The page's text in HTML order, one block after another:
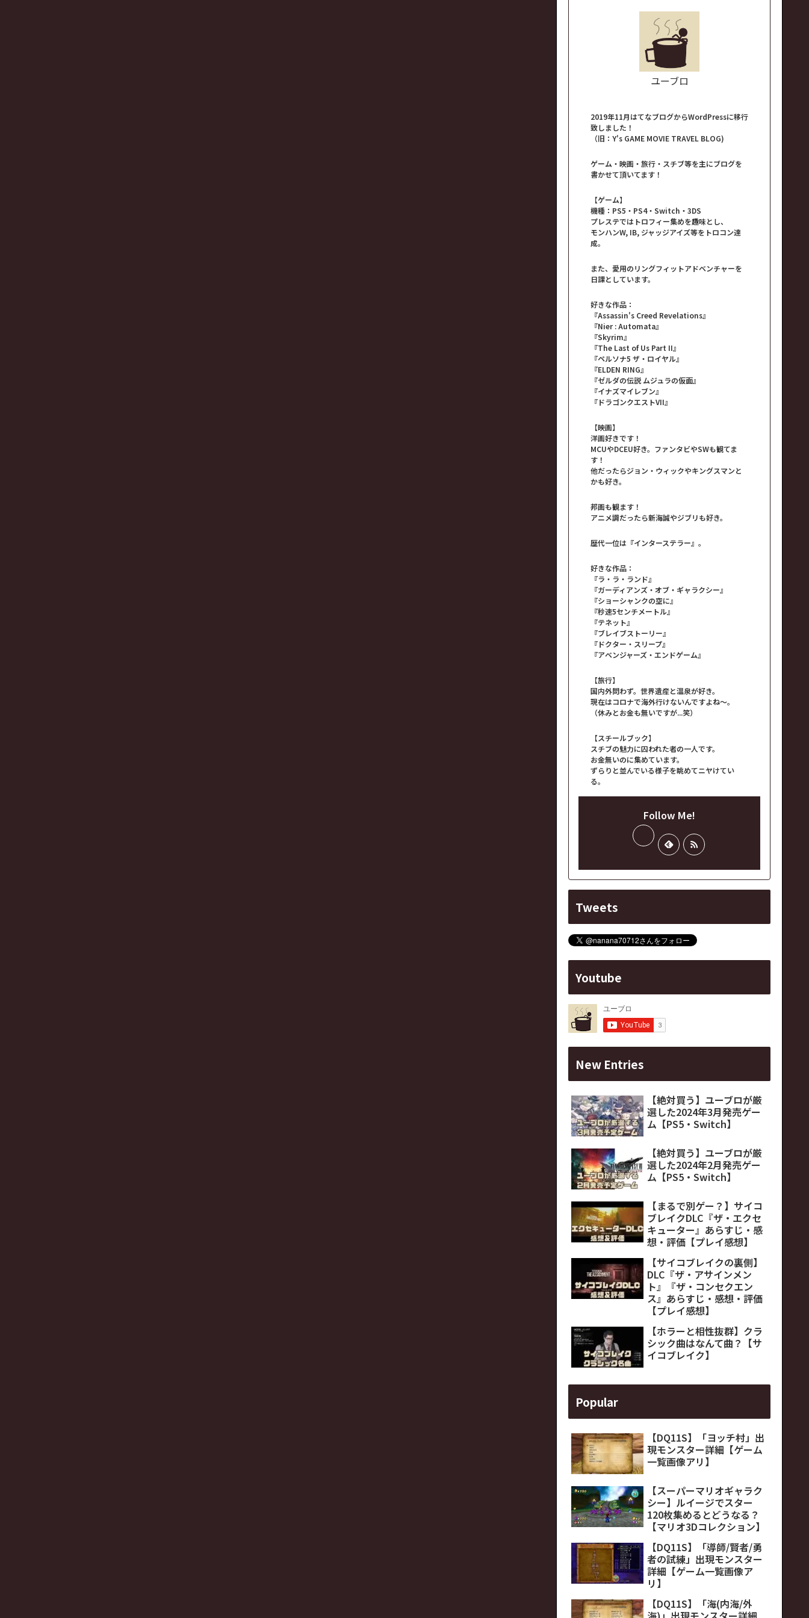
ユーブロ
2019年11月はてなブログからWordPressに移行
致しました！
（旧：Y's GAME MOVIE TRAVEL BLOG)
ゲーム・映画・旅行・スチブ等を主にブログを
書かせて頂いてます！
【ゲーム】
機種：PS5・PS4・Switch・3DS
プレステではトロフィー集めを趣味とし、
モンハンW, IB, ジャッジアイズ等をトロコン達
成。
また、愛用のリングフィットアドベンチャーを
日課としています。
好きな作品：
『Assassin's Creed Revelations』
『Nier : Automata』
『Skyrim』
『The Last of Us Part II』
『ペルソナ5 ザ・ロイヤル』
『ELDEN RING』
『ゼルダの伝説 ムジュラの仮面』
『イナズマイレブン』
『ドラゴンクエストVII』
【映画】
洋画好きです！
MCUやDCEU好き。ファンタビやSWも観てま
す！
他だったらジョン・ウィックやキングスマンと
かも好き。
邦画も観ます！
アニメ調だったら新海誠やジブリも好き。
歴代一位は『インターステラー』。
好きな作品：
『ラ・ラ・ランド』
『ガーディアンズ・オブ・ギャラクシー』
『ショーシャンクの空に』
『秒速5センチメートル』
『テネット』
『ブレイブストーリー』
『ドクター・スリープ』
『アベンジャーズ・エンドゲーム』
【旅行】
国内外問わず。世界遺産と温泉が好き。
現在はコロナで海外行けないんですよね～。
（休みとお金も無いですが...笑）
【スチールブック】
スチブの魅力に囚われた者の一人です。
お金無いのに集めています。
ずらりと並んでいる様子を眺めてニヤけてい
る。
Follow Me!
Tweets
Youtube
New Entries
【絶対買う】ユーブロが厳
選した2024年3月発売ゲー
ム【PS5・Switch】
【絶対買う】ユーブロが厳
選した2024年2月発売ゲー
ム【PS5・Switch】
【まるで別ゲー？】サイコ
ブレイクDLC『ザ・エクセ
キューター』あらすじ・感
想・評価【プレイ感想】
【サイコブレイクの裏側】
DLC『ザ・アサインメン
ト』『ザ・コンセクエン
ス』あらすじ・感想・評価
【プレイ感想】
【ホラーと相性抜群】クラ
シック曲はなんて曲？【サ
イコブレイク】
Popular
【DQ11S】「ヨッチ村」出
現モンスター詳細【ゲーム
一覧画像アリ】
【スーパーマリオギャラク
シー】ルイージでスター
120枚集めるとどうなる？
【マリオ3Dコレクション】
【DQ11S】「導師/賢者/勇
者の試練」出現モンスター
詳細【ゲーム一覧画像ア
リ】
【DQ11S】「海(内海/外